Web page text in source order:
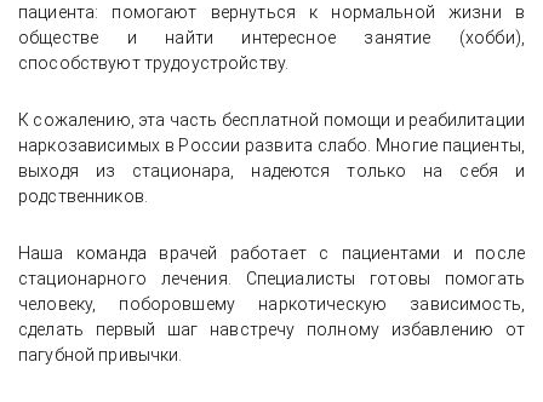
пациента: помогают вернуться к нормальной жизни в
обществе и найти интересное занятие (хобби),
способствуют трудоустройству.
К сожалению, эта часть бесплатной помощи и реабилитации
наркозависимых в России развита слабо. Многие пациенты,
выходя из стационара, надеются только на себя и
родственников.
Наша команда врачей работает с пациентами и после
стационарного лечения. Специалисты готовы помогать
человеку, поборовшему наркотическую зависимость,
сделать первый шаг навстречу полному избавлению от
пагубной привычки.